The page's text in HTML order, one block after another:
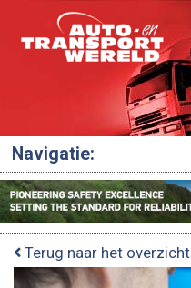
Navigatie:
Terug naar het overzicht